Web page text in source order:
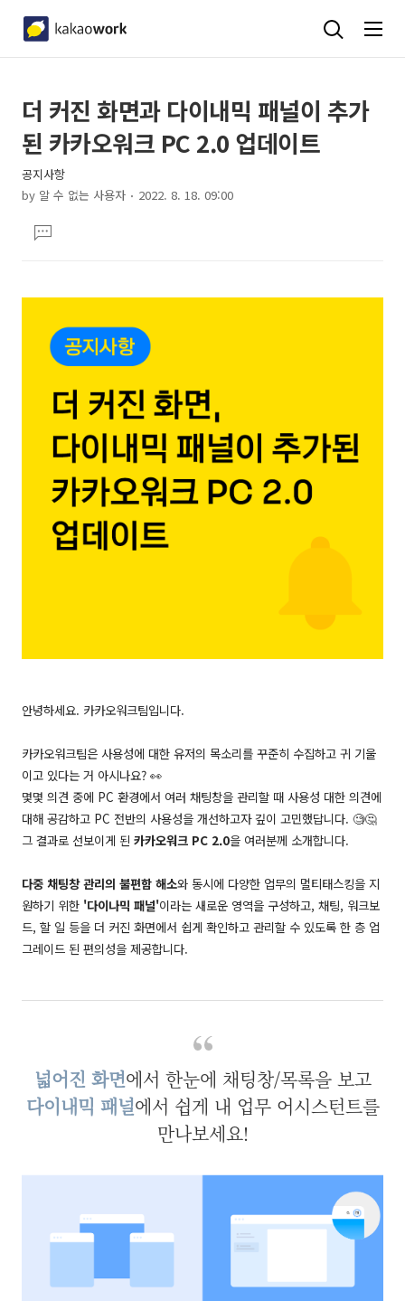
상
세
컨
텐
츠
본
제
목
더 커진 화면과 다이내믹 패널이 추가
된 카카오워크 PC 2.0 업데이트
공지사항
by 알 수 없는 사용자 2022. 8. 18. 09:00
문댓
글
안녕하세요. 카카오워크팀입니다.
카카오워크팀은 사용성에 대한 유저의 목소리를 꾸준히 수집하고 귀 기울
이고 있다는 거 아시나요? 👀
몇몇 의견 중에 PC 환경에서 여러 채팅창을 관리할 때 사용성 대한 의견에
대해 공감하고 PC 전반의 사용성을 개선하고자 깊이 고민했답니다. 🧐🤔
그 결과로 선보이게 된 카카오워크 PC 2.0을 여러분께 소개합니다.
다중 채팅창 관리의 불편함 해소와 동시에 다양한 업무의 멀티태스킹을 지
원하기 위한 '다이나믹 패널'이라는 새로운 영역을 구성하고, 채팅, 워크보
드, 할 일 등을 더 커진 화면에서 쉽게 확인하고 관리할 수 있도록 한 층 업
그레이드 된 편의성을 제공합니다.
넓어진 화면에서 한눈에 채팅창/목록을 보고
다이내믹 패널에서 쉽게 내 업무 어시스턴트를
만나보세요!